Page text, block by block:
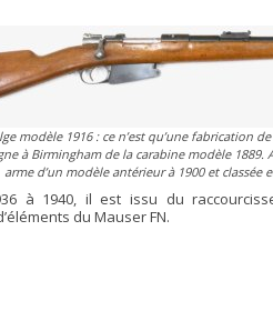
modèle 1916 : ce n’est qu’une fabrication
à Birmingham de la carabine modèle 1889.
arme d’un modèle antérieur à 1900 et classée
à 1940, il est issu du
du Mauser FN.